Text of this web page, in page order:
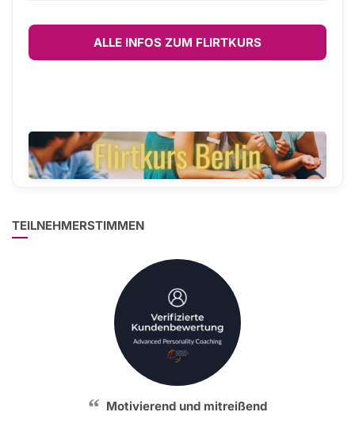
ALLE INFOS ZUM FLIRTKURS
TEILNEHMERSTIMMEN
Motivierend und mitreißend